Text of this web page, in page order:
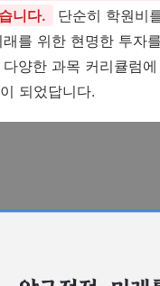
니다.
단순히 학원비
를 위한 현명한 투자
양한 과목 커리큘럼
되었답니다.